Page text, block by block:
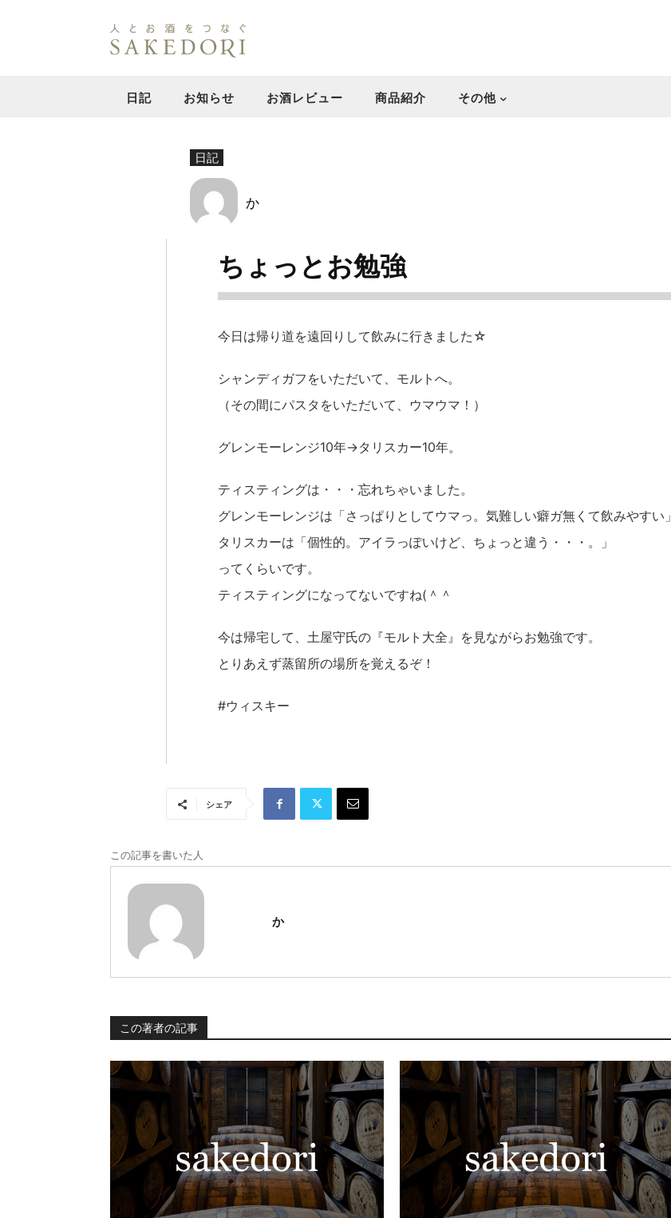
日記 お知らせ お酒レビュー 商品紹介 その他
日記
か
ちょっとお勉強
今日は帰り道を遠回りして飲みに行きました☆
シャンディガフをいただいて、モルトへ。
（その間にパスタをいただいて、ウマウマ！）
グレンモーレンジ10年→タリスカー10年。
ティスティングは・・・忘れちゃいました。
グレンモーレンジは「さっぱりとしてウマっ。気難しい癖ガ無くて飲みやすい」
タリスカーは「個性的。アイラっぽいけど、ちょっと違う・・・。」
ってくらいです。
ティスティングになってないですね(＾＾ゞ
今は帰宅して、土屋守氏の『モルト大全』を見ながらお勉強です。
とりあえず蒸留所の場所を覚えるぞ！
#ウィスキー
シェア
この記事を書いた人
か
この著者の記事